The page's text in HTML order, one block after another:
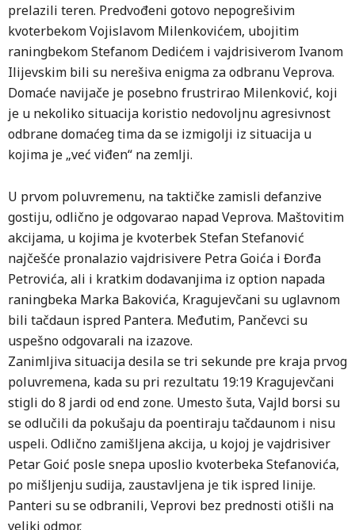
prelazili teren. Predvođeni gotovo nepogrešivim
kvoterbekom Vojislavom Milenkovićem, ubojitim
raningbekom Stefanom Dedićem i vajdrisiverom Ivanom
Ilijevskim bili su nerešiva enigma za odbranu Veprova.
Domaće navijače je posebno frustrirao Milenković, koji
je u nekoliko situacija koristio nedovoljnu agresivnost
odbrane domaćeg tima da se izmigolji iz situacija u
kojima je „već viđen“ na zemlji.
U prvom poluvremenu, na taktičke zamisli defanzive
gostiju, odlično je odgovarao napad Veprova. Maštovitim
akcijama, u kojima je kvoterbek Stefan Stefanović
najčešće pronalazio vajdrisivere Petra Goića i Đorđa
Petrovića, ali i kratkim dodavanjima iz option napada
raningbeka Marka Bakovića, Kragujevčani su uglavnom
bili tačdaun ispred Pantera. Međutim, Pančevci su
uspešno odgovarali na izazove.
Zanimljiva situacija desila se tri sekunde pre kraja prvog
poluvremena, kada su pri rezultatu 19:19 Kragujevčani
stigli do 8 jardi od end zone. Umesto šuta, Vajld borsi su
se odlučili da pokušaju da poentiraju tačdaunom i nisu
uspeli. Odlično zamišljena akcija, u kojoj je vajdrisiver
Petar Goić posle snepa uposlio kvoterbeka Stefanovića,
po mišljenju sudija, zaustavljena je tik ispred linije.
Panteri su se odbranili, Veprovi bez prednosti otišli na
veliki odmor.